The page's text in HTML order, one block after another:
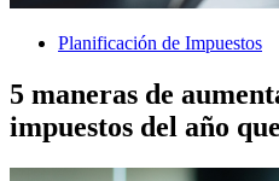
Planificación de Impuestos
5 maneras de
impuestos del año